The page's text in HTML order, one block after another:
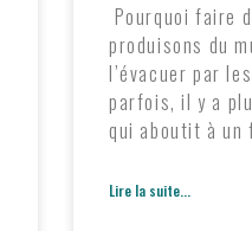
Pourquoi faire
produisons du
l’évacuer par
parfois, il y a
qui aboutit à un
Lire la suite...